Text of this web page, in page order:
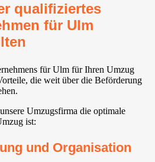
qualifiziertes
für Ulm
für Ulm für Ihren Umzug
die weit über die Beförderung
Umzugsfirma die optimale
ist:
und Organisation